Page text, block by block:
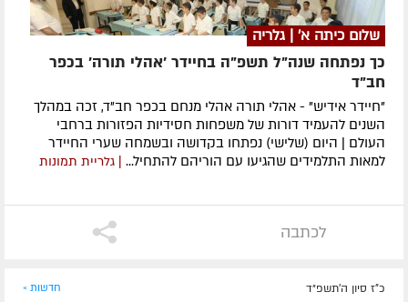
שלום כיתה א' | גלריה
כך נפתחה שנה"ל תשפ"ה בחיידר 'אהלי תורה' בכפר
חב"ד
"חיידר אידיש" - אהלי תורה אהלי מנחם בכפר חב"ד, זכה במהלך
השנים להעמיד דורות של משפחות חסידיות הפזורות ברחבי
העולם | היום (שלישי) נפתחו בקדושה ובשמחה שערי החיידר
למאות התלמידים שהגיעו עם הוריהם להתחיל...
| גלריית תמונות
לכתבה
כ"ז סיון ה׳תשפ״ד חדשות »